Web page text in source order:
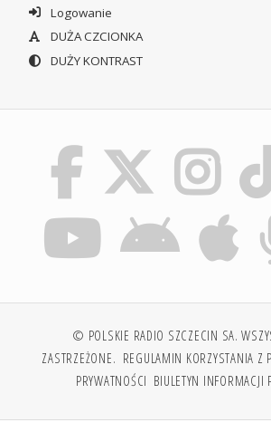
Logowanie
DUŻA CZCIONKA
DUŻY KONTRAST
© POLSKIE RADIO SZCZECIN SA.
ZASTRZEŻONE. REGULAMIN KORZYSTANIA Z
PRYWATNOŚCI BIULETYN INFORMACJI